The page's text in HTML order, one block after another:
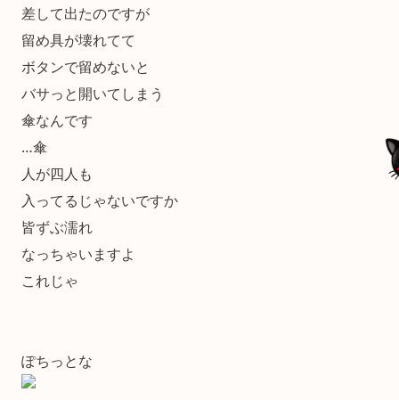
差して出たのですが
留め具が壊れてて
ボタンで留めないと
バサっと開いてしまう
傘なんです
…傘
人が四人も
入ってるじゃないですか
皆ずぶ濡れ
なっちゃいますよ
これじゃ
ぽちっとな